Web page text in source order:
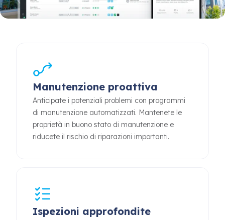
Manutenzione proattiva
Anticipate i potenziali problemi con programmi
di manutenzione automatizzati. Mantenete le
proprietà in buono stato di manutenzione e
riducete il rischio di riparazioni importanti.
Ispezioni approfondite